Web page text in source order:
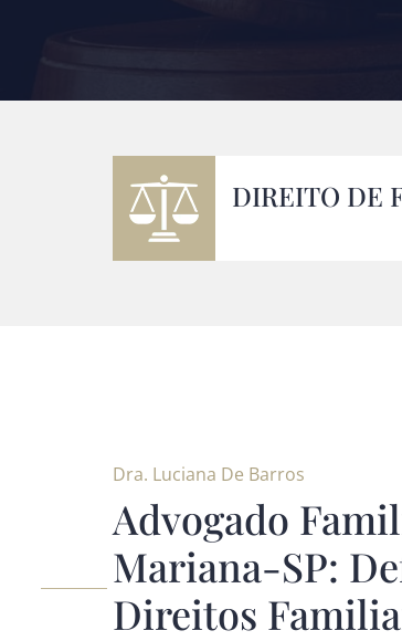
DIREITO DE
Dra. Luciana De Barros
Advogado
Mariana-SP:
Direitos